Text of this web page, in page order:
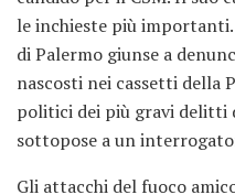
le inchieste più
di Palermo giunse a
nascosti nei cassetti della
politici dei più gravi delitti
sottopose a un
Gli attacchi del fuoco